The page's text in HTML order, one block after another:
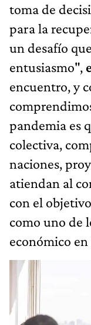
toma de
para la
un desafío
entusiasmo",
encuentro, y
pandemia es
colectiva,
naciones,
atiendan al
con el
como uno de
económico